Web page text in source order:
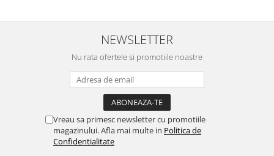
NEWSLETTER
Nu rata ofertele si promotiile noastre
Vreau sa primesc newsletter cu promotiile
magazinului. Afla mai multe in Politica de
Confidentialitate